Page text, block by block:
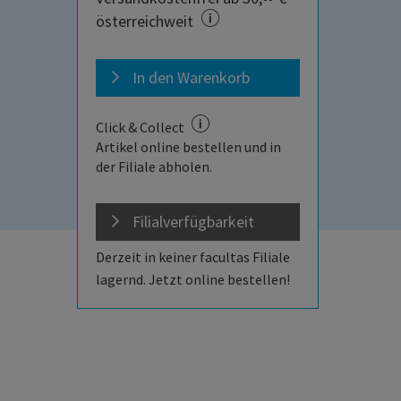
österreichweit
In den Warenkorb
Click & Collect
Artikel online bestellen und in
der Filiale abholen.
Filialverfügbarkeit
Derzeit in keiner facultas Filiale
lagernd. Jetzt online bestellen!